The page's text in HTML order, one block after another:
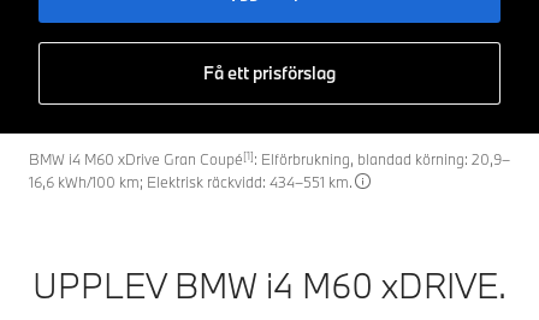
Få ett prisförslag
BMW i4 M60 xDrive Gran Coupé[1]: Elförbrukning, blandad körning: 20,9–
16,6 kWh/100 km; Elektrisk räckvidd: 434–551 km.
UPPLEV BMW i4 M60 xDRIVE.